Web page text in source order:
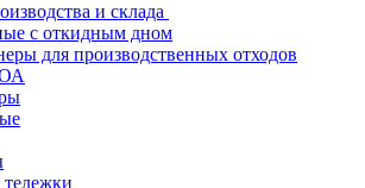
и склада
с откидным дном
для производственных отходов